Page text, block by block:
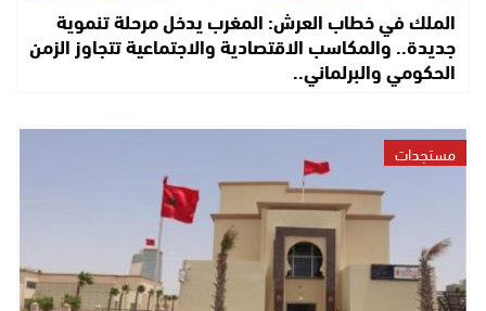
الملك في خطاب العرش: المغرب يدخل مرحلة تنموية
جديدة.. والمكاسب الاقتصادية والاجتماعية تتجاوز الزمن
الحكومي والبرلماني..
مستجدات